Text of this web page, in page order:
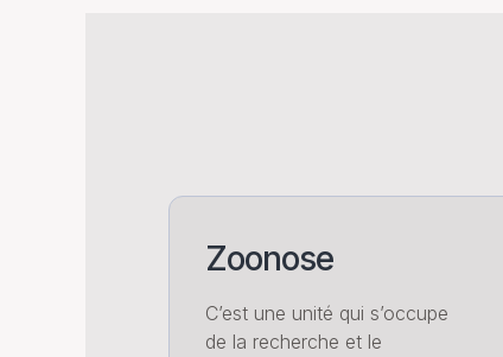
Zoonose
C’est une unité qui s’occupe
de la recherche et le